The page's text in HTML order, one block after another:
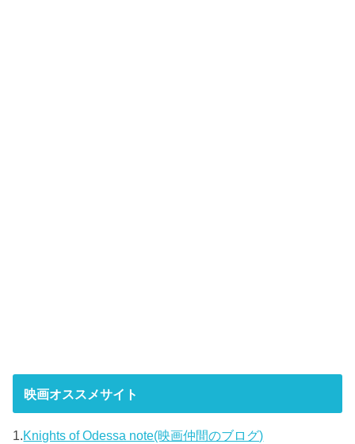
映画オススメサイト
1.Knights of Odessa note(映画仲間のブログ)